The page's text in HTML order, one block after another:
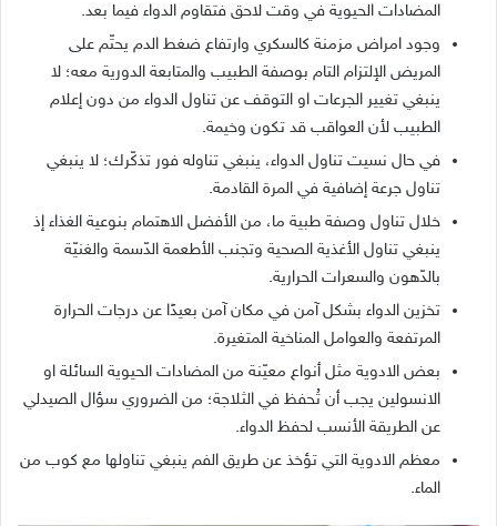
المضادات الحيوية في وقت لاحق فتقاوم الدواء فيما بعد.
وجود امراض مزمنة كالسكري وارتفاع ضغط الدم يحتّم على
المريض الإلتزام التام بوصفة الطبيب والمتابعة الدورية معه؛ لا
ينبغي تغيير الجرعات او التوقف عن تناول الدواء من دون إعلام
الطبيب لأن العواقب قد تكون وخيمة.
في حال نسيت تناول الدواء، ينبغي تناوله فور تذكّرك؛ لا ينبغي
تناول جرعة إضافية في المرة القادمة.
خلال تناول وصفة طبية ما، من الأفضل الاهتمام بنوعية الغذاء إذ
ينبغي تناول الأغذية الصحية وتجنب الأطعمة الدّسمة والغنيّة
بالدّهون والسعرات الحرارية.
تخزين الدواء بشكل آمن في مكان آمن بعيدًا عن درجات الحرارة
المرتفعة والعوامل المناخية المتغيرة.
بعض الادوية مثل أنواع معيّنة من المضادات الحيوية السائلة او
الانسولين يجب أن تُحفظ في الثلاجة؛ من الضروري سؤال الصيدلي
عن الطريقة الأنسب لحفظ الدواء.
معظم الادوية التي تؤخذ عن طريق الفم ينبغي تناولها مع كوب من
الماء.